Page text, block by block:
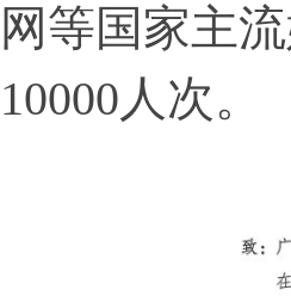
网等国家主
10000人次。